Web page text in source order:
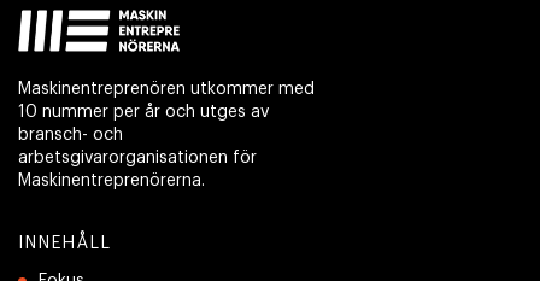
Maskinentreprenören utkommer med
10 nummer per år och utges av
bransch- och
arbetsgivarorganisationen för
Maskinentreprenörerna.
INNEHÅLL